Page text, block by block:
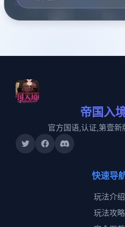
帝国入
官方国语,认证,第壹新
快速导
玩法介绍
玩法攻略